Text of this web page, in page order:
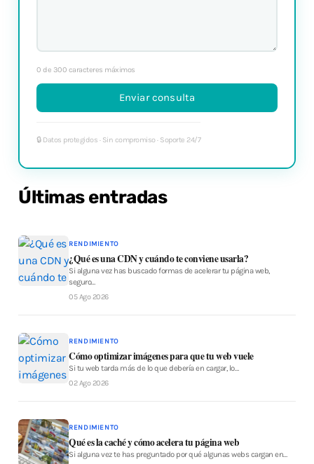
c
o
0 de 300 caracteres máximos
Últimas entradas
RENDIMIENTO
¿Qué es una CDN y cuándo te conviene usarla?
Si alguna vez has buscado formas de acelerar tu página web,
seguro…
05 Ago 2026
RENDIMIENTO
Cómo optimizar imágenes para que tu web vuele
Si tu web tarda más de lo que debería en cargar, lo…
02 Ago 2026
RENDIMIENTO
Qué es la caché y cómo acelera tu página web
Si alguna vez te has preguntado por qué algunas webs cargan en…